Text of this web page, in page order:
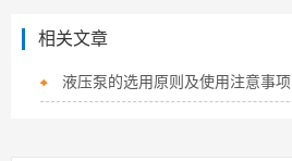
相关文章
液压泵的选用原则及使用注意事项